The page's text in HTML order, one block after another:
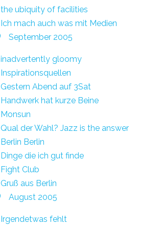
the ubiquity of facilities
Ich mach auch was mit Medien
September 2005
inadvertently gloomy
Inspirationsquellen
Gestern Abend auf 3Sat
Handwerk hat kurze Beine
Monsun
Qual der Wahl? Jazz is the answer
Berlin Berlin
Dinge die ich gut finde
Fight Club
Gruß aus Berlin
August 2005
Irgendetwas fehlt